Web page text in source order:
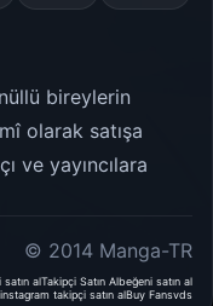
bireylerin
olarak satışa
ve yayıncılara
© 2014 Manga-TR
satın alTakipçi Satın Albeğeni satın al
instagram takipçi satın alBuy Fansvds